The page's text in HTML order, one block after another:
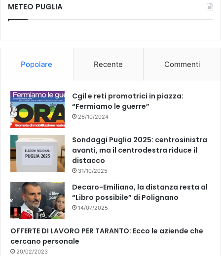
k
METEO PUGLIA
Popolare Recente Commenti
Cgil e reti promotrici in piazza:
“Fermiamo le guerre”
26/10/2024
Sondaggi Puglia 2025: centrosinistra
avanti, ma il centrodestra riduce il
distacco
31/10/2025
Decaro-Emiliano, la distanza resta al
“Libro possibile” di Polignano
14/07/2025
OFFERTE DI LAVORO PER TARANTO: Ecco le aziende che
cercano personale
20/02/2023